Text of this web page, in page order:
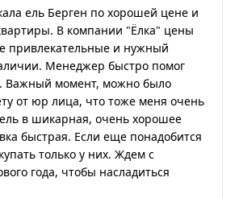
ель Берген по хорошей цене и
В компании "Ёлка" цены
привлекательные и нужный
Менеджер быстро помог
Важный момент, можно было
от юр лица, что тоже меня очень
в шикарная, очень хорошее
быстрая. Если еще понадобится
только у них. Ждем с
года, чтобы насладиться